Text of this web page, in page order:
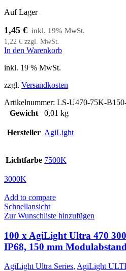
Auf Lager
1,45 €
1,22 € zzgl. MwSt.
In den Warenkorb
inkl. 19 % MwSt.
zzgl. Versandkosten
Artikelnummer: LS-U470-75K-
Gewicht
0,01 kg
Hersteller AgiLight
Lichtfarbe 7500K
3000K
Add to compare
Schnellansicht
Zur Wunschliste hinzufügen
100 x AgiLight Ultra 470
IP68, 150 mm
AgiLight Ultra Series, AgiLight